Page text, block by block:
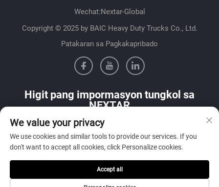
Wechat:Nextar-Global
Copyright © 2025 by BAIC Heavy Duty Trucks Co., Ltd.
Patakaran sa Pagkakapribado
Higit pang impormasyon tungkol sa
NEXTAR
Makipag-ugnayan sa aming sales team sa iyong bansa
Isumite
We value your privacy
We use cookies and similar tools to provide our services. If you
don't want to accept all cookies, click Personalize cookies.
Accept all